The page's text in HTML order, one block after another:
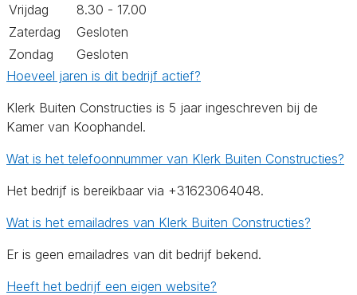
Vrijdag
8.30 - 17.00
Zaterdag
Gesloten
Zondag
Gesloten
Hoeveel jaren is dit bedrijf actief?
Klerk Buiten Constructies is 5 jaar ingeschreven bij de
Kamer van Koophandel.
Wat is het telefoonnummer van Klerk Buiten Constructies?
Het bedrijf is bereikbaar via +31623064048.
Wat is het emailadres van Klerk Buiten Constructies?
Er is geen emailadres van dit bedrijf bekend.
Heeft het bedrijf een eigen website?